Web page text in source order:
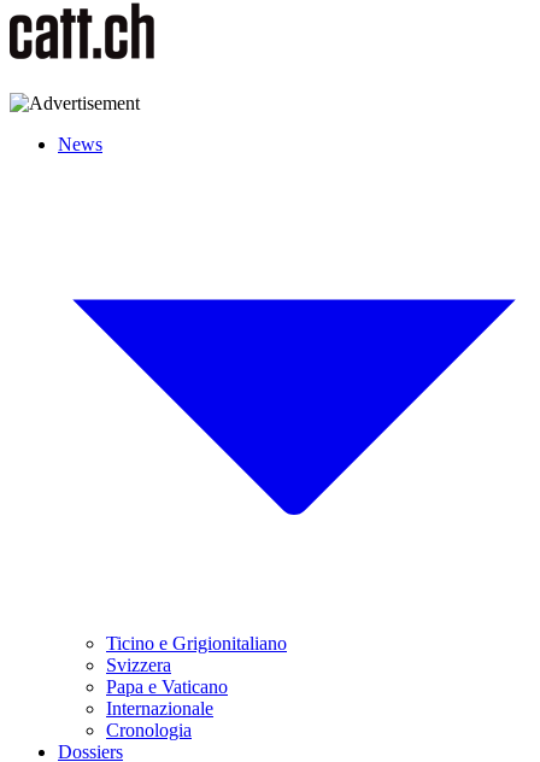
News
Ticino e Grigionitaliano
Svizzera
Papa e Vaticano
Internazionale
Cronologia
Dossiers